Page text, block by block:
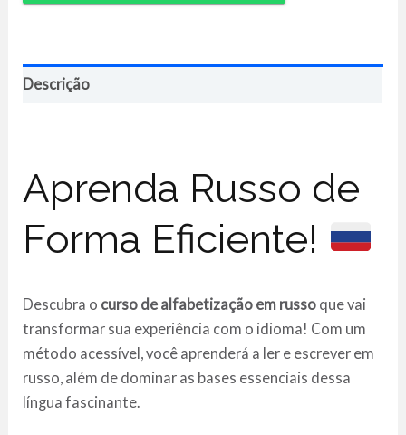
Cursiva
quantidade
Descrição
Aprenda Russo de
Forma Eficiente!
Descubra o curso de alfabetização em russo que vai
transformar sua experiência com o idioma! Com um
método acessível, você aprenderá a ler e escrever em
russo, além de dominar as bases essenciais dessa
língua fascinante.